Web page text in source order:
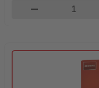
remove Produkt